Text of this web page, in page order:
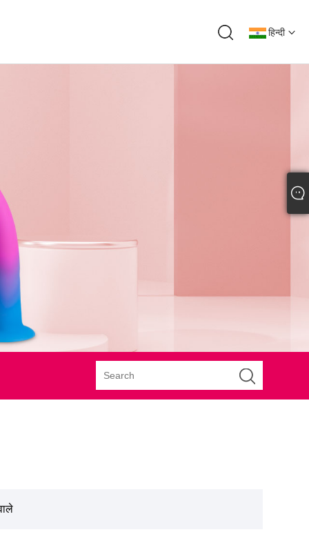
हिन्दी